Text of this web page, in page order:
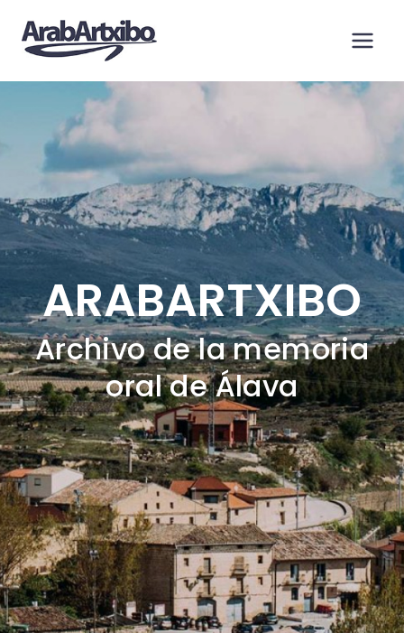
contenido
ARABARTXIBO
Archivo de la memoria
oral de Álava